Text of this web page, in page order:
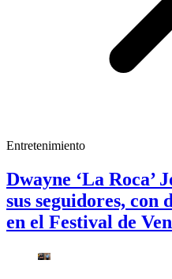
Entretenimiento
Dwayne ‘La Roca’
sus seguidores, con
en el Festival de